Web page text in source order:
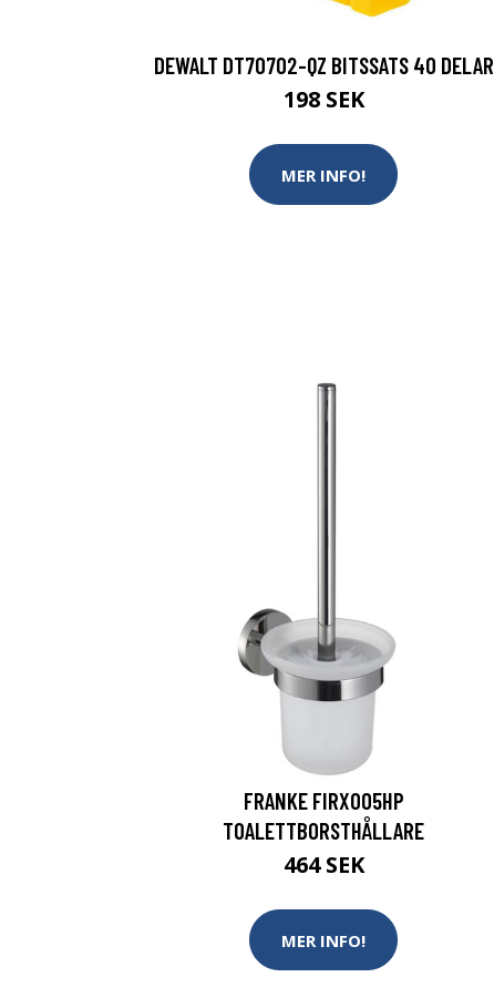
DEWALT DT70702-QZ BITSSATS 40 DELAR
198 SEK
MER INFO!
FRANKE FIRX005HP
TOALETTBORSTHÅLLARE
464 SEK
MER INFO!